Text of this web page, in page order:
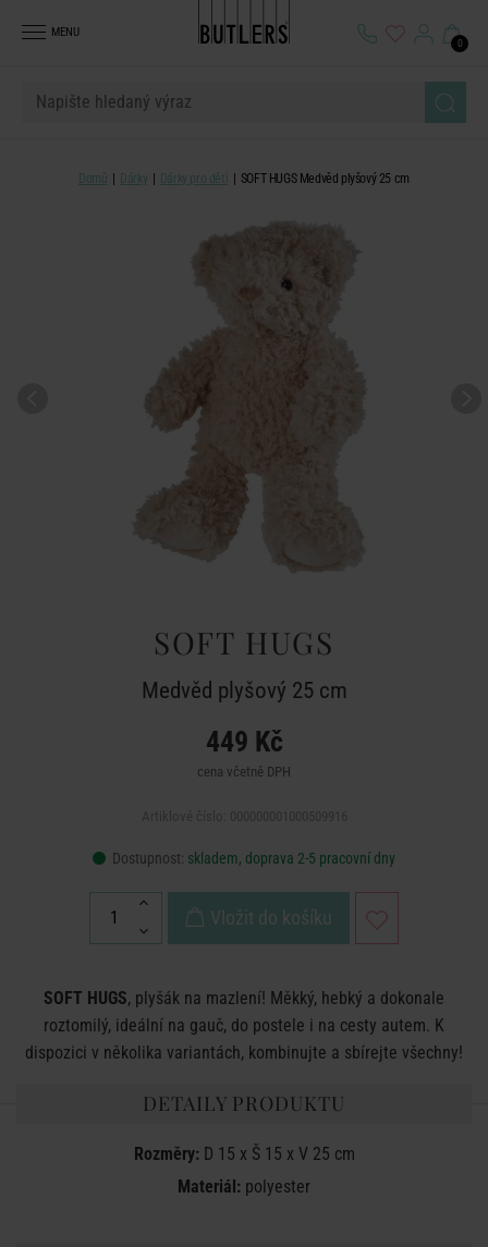
MENU
0
Domů Dárky Dárky pro děti SOFT HUGS Medvěd plyšový 25 cm
SOFT HUGS
Medvěd plyšový 25 cm
449 Kč
cena včetně DPH
Dostupnost: skladem, doprava 2-5 pracovní dny
Vložit do košíku
SOFT HUGS, plyšák na mazlení! Měkký, hebký a dokonale
roztomilý, ideální na gauč, do postele i na cesty autem. K
dispozici v několika variantách, kombinujte a sbírejte všechny!
DETAILY PRODUKTU
Rozměry:D 15 x Š 15 x V 25 cm
Materiál: polyester